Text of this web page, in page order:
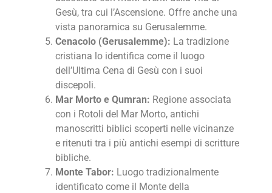
Gesù, tra cui l’Ascensione. Offre anche una
vista panoramica su Gerusalemme.
Cenacolo (Gerusalemme): La tradizione
cristiana lo identifica come il luogo
dell’Ultima Cena di Gesù con i suoi
discepoli.
Mar Morto e Qumran: Regione associata
con i Rotoli del Mar Morto, antichi
manoscritti biblici scoperti nelle vicinanze
e ritenuti tra i più antichi esempi di scritture
bibliche.
Monte Tabor: Luogo tradizionalmente
identificato come il Monte della